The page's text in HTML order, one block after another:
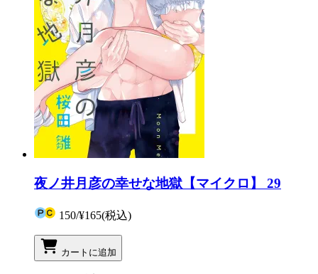
夜ノ井月彦の幸せな地獄【マイクロ】 29
150/¥165(税込)
カートに追加